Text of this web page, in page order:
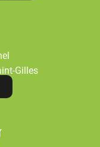
Gilles